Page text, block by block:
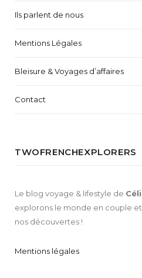
Ils parlent de nous
Mentions Légales
Bleisure & Voyages d’affaires
Contact
TWOFRENCHEXPLORERS
Le blog voyage & lifestyle de
explorons le monde en couple
nos découvertes !
Mentions légales